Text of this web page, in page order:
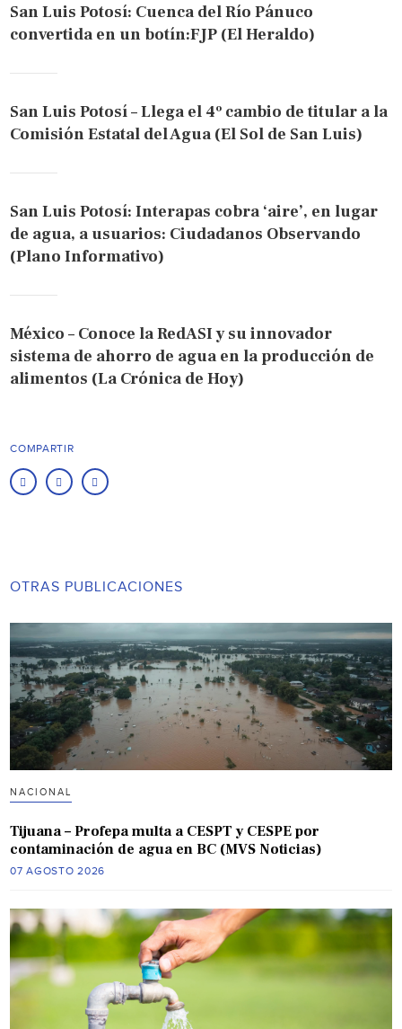
San Luis Potosí: Cuenca del Río Pánuco
convertida en un botín:FJP (El Heraldo)
San Luis Potosí – Llega el 4º cambio de titular a la
Comisión Estatal del Agua (El Sol de San Luis)
San Luis Potosí: Interapas cobra ‘aire’, en lugar
de agua, a usuarios: Ciudadanos Observando
(Plano Informativo)
México – Conoce la RedASI y su innovador
sistema de ahorro de agua en la producción de
alimentos (La Crónica de Hoy)
COMPARTIR
OTRAS PUBLICACIONES
NACIONAL
Tijuana – Profepa multa a CESPT y CESPE por
contaminación de agua en BC (MVS Noticias)
07 AGOSTO 2026